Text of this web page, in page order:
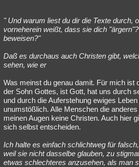
" Und warum liest du dir die Texte durch,
vorneherein weißt, dass sie dich
beweisen?"
Daß es durchaus auch Christen gibt,
sehen, wie er
Was meinst du genau damit. Für mich ist
der Sohn Gottes, ist Gott, hat uns durch
und durch die Auferstehung ewiges
unumstößlich. Alle Menschen die
meinen Augen keine Christen. Auch hier
sich selbst entscheiden.
Ich halte es einfach schlichtweg für
weil sie nicht dasselbe glauben, zu
etwas schlechteres anzusehen, als man